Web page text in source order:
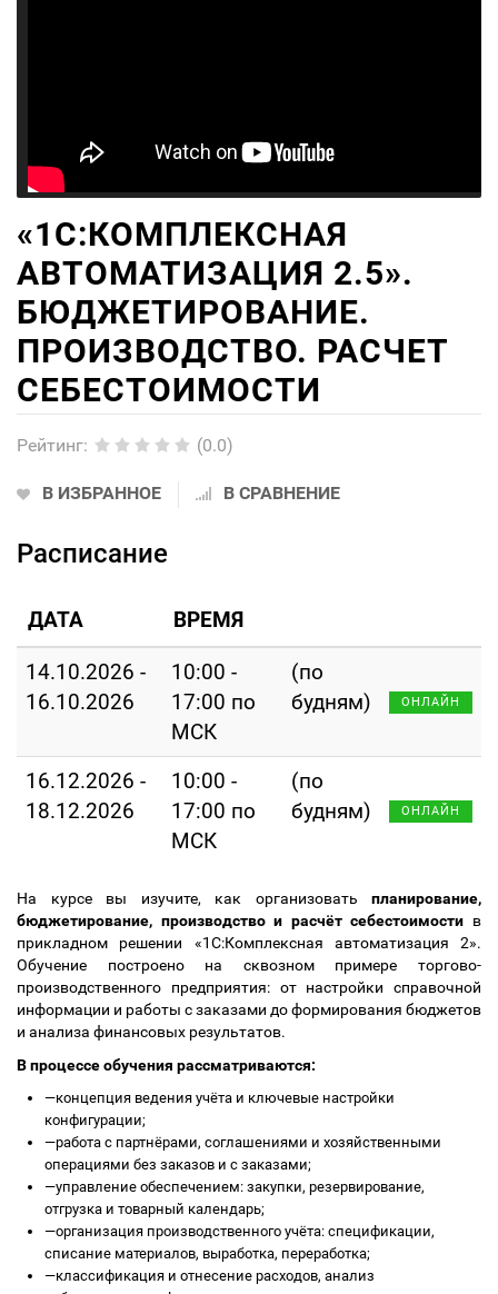
«1С:КОМПЛЕКСНАЯ
АВТОМАТИЗАЦИЯ 2.5».
БЮДЖЕТИРОВАНИЕ.
ПРОИЗВОДСТВО. РАСЧЕТ
СЕБЕСТОИМОСТИ
Рейтинг: (0.0)
В ИЗБРАННОЕ В СРАВНЕНИЕ
Расписание
ДАТА ВРЕМЯ
14.10.2026 -
16.10.2026
10:00 -
17:00 по
МСК
(по
будням)
ОНЛАЙН
16.12.2026 -
18.12.2026
10:00 -
17:00 по
МСК
(по
будням)
ОНЛАЙН
На курсе вы изучите, как организовать планирование,
бюджетирование, производство и расчёт себестоимости в
прикладном решении «1С:Комплексная автоматизация 2».
Обучение построено на сквозном примере торгово-
производственного предприятия: от настройки справочной
информации и работы с заказами до формирования бюджетов
и анализа финансовых результатов.
В процессе обучения рассматриваются:
—концепция ведения учёта и ключевые настройки
конфигурации;
—работа с партнёрами, соглашениями и хозяйственными
операциями без заказов и с заказами;
—управление обеспечением: закупки, резервирование,
отгрузка и товарный календарь;
—организация производственного учёта: спецификации,
списание материалов, выработка, переработка;
—классификация и отнесение расходов, анализ